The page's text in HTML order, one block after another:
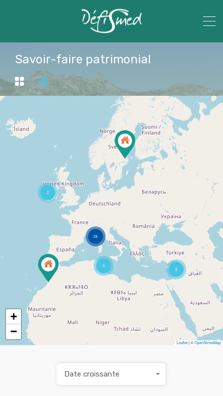
Savoir-faire patrimonial
2
3
2
24
+
−
Leaflet| ©OpenStreetMap
Date croissante